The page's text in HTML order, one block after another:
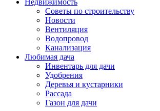
Недвижимость
Советы по строительству
Новости
Вентиляция
Водопровод
Канализация
Любимая дача
Инвентарь для дачи
Удобрения
Деревья и кустарники
Рассада
Газон для дачи